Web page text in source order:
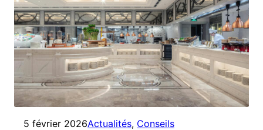
5 février 2026Actualités, Conseils